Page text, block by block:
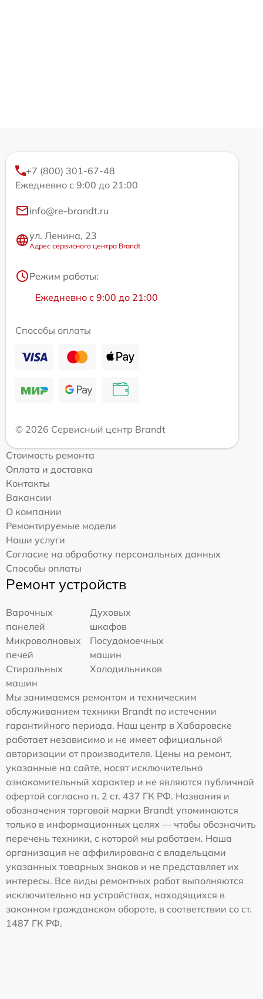
+7 (800) 301-67-48
Ежедневно с 9:00 до 21:00
info@re-brandt.ru
ул. Ленина, 23
Адрес сервисного центра Brandt
Режим работы:
Ежедневно с 9:00 до 21:00
Способы оплаты
© 2026 Сервисный центр Brandt
Стоимость ремонта
Оплата и доставка
Контакты
Вакансии
О компании
Ремонтируемые модели
Наши услуги
Согласие на обработку персональных данных
Способы оплаты
Ремонт устройств
Варочных
панелей
Духовых
шкафов
Микроволновых
печей
Посудомоечных
машин
Стиральных
машин
Холодильников
Мы занимаемся ремонтом и техническим
обслуживанием техники Brandt по истечении
гарантийного периода. Наш центр в Хабаровске
работает независимо и не имеет официальной
авторизации от производителя. Цены на ремонт,
указанные на сайте, носят исключительно
ознакомительный характер и не являются публичной
офертой согласно п. 2 ст. 437 ГК РФ. Названия и
обозначения торговой марки Brandt упоминаются
только в информационных целях — чтобы обозначить
перечень техники, с которой мы работаем. Наша
организация не аффилирована с владельцами
указанных товарных знаков и не представляет их
интересы. Все виды ремонтных работ выполняются
исключительно на устройствах, находящихся в
законном гражданском обороте, в соответствии со ст.
1487 ГК РФ.